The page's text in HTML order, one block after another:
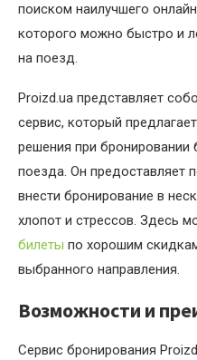
поиском наилучшего
которого можно быстро и
на поезд.
Proizd.ua представляет
сервис, который
решения при
поезда. Он предоставляет
внести бронирование в
хлопот и стрессов. Здесь
билеты по хорошим
выбранного направления.
Возможности и
Сервис бронирования